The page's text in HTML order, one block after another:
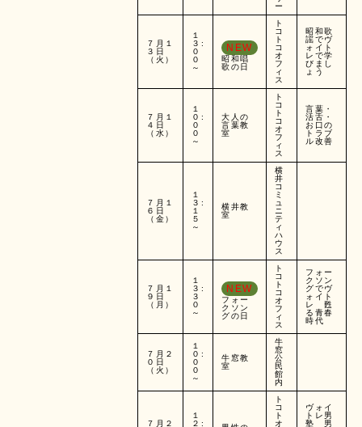
ー
７月１
３日
（火）
１
３:
０
０
～
NEW
昭和唱
歌の日
ト
コ
ト
コ
オ
フ
ィ
ス
昭和歌
謡でヴ
ォイト
レで学
びまし
ょう
７月１
４日
（水）
１
０:
０
０
～
大人の
言葉教
室
ト
コ
ト
コ
オ
フ
ィ
ス
言葉・
活舌・
お口の
トラブ
ル改善
７月１
６日
（金）
１
３:
１
５
～
横井教
室
横
井
コ
ミ
ュ
ニ
テ
ィ
ハ
ウ
ス
７月１
９日
（月）
１
３:
３
０
～
NEW
フォー
クソン
グの日
ト
コ
ト
コ
オ
フ
ィ
ス
フォー
クソン
グでヴ
ォイト
レ 甦
る青春
時代
７月２
０日
（火）
１
０:
０
０
～
牛窓教
室
牛
窓
公
民
館
内
７月２
１
２:
ト
コ
ト
オ
ヴォイ
トレ男
塾 男